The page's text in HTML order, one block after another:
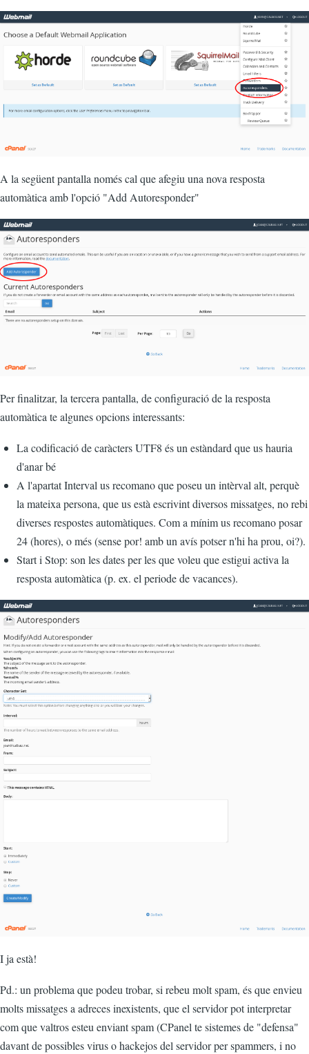
A la següent pantalla només cal que afegiu una nova resposta
automàtica amb l'opció "Add Autoresponder"
Per finalitzar, la tercera pantalla, de configuració de la resposta
automàtica te algunes opcions interessants:
La codificació de caràcters UTF8 és un estàndard que us hauria
d'anar bé
A l'apartat Interval us recomano que poseu un intèrval alt, perquè
la mateixa persona, que us està escrivint diversos missatges, no rebi
diverses respostes automàtiques. Com a mínim us recomano posar
24 (hores), o més (sense por! amb un avís potser n'hi ha prou, oi?).
Start i Stop: son les dates per les que voleu que estigui activa la
resposta automàtica (p. ex. el periode de vacances).
I ja està!
Pd.: un problema que podeu trobar, si rebeu molt spam, és que envieu
molts missatges a adreces inexistents, que el servidor pot interpretar
com que valtros esteu enviant spam (CPanel te sistemes de "defensa"
davant de possibles virus o hackejos del servidor per spammers, i no